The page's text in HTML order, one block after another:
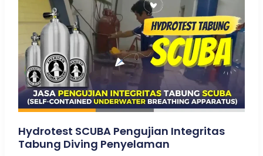
Room
Integrity
Testing
untuk
Efektivitas
FM200
Clean
Agent
Gas
Fire
Suppression
Systems
Hydrotest SCUBA Pengujian Integritas
Tabung Diving Penyelaman